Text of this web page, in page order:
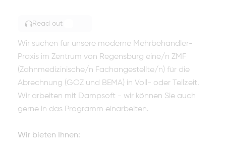
Read out
Wir suchen für unsere moderne Mehrbehandler-
Praxis im Zentrum von Regensburg eine/n ZMF
(Zahnmedizinische/n Fachangestellte/n) für die
Abrechnung (GOZ und BEMA) in Voll- oder Teilzeit.
Wir arbeiten mit Dampsoft - wir können Sie auch
gerne in das Programm einarbeiten.
Wir bieten Ihnen: